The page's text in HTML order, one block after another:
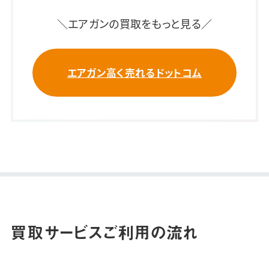
＼エアガンの買取をもっと見る／
エアガン高く売れるドットコム
買取サービスご利用の流れ